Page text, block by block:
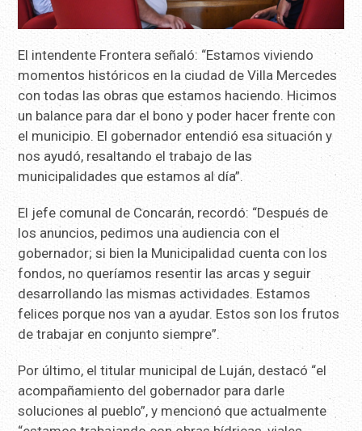
El intendente Frontera señaló: “Estamos viviendo
momentos históricos en la ciudad de Villa Mercedes
con todas las obras que estamos haciendo. Hicimos
un balance para dar el bono y poder hacer frente con
el municipio. El gobernador entendió esa situación y
nos ayudó, resaltando el trabajo de las
municipalidades que estamos al día”.
El jefe comunal de Concarán, recordó: “Después de
los anuncios, pedimos una audiencia con el
gobernador; si bien la Municipalidad cuenta con los
fondos, no queríamos resentir las arcas y seguir
desarrollando las mismas actividades. Estamos
felices porque nos van a ayudar. Estos son los frutos
de trabajar en conjunto siempre”.
Por último, el titular municipal de Luján, destacó “el
acompañamiento del gobernador para darle
soluciones al pueblo”, y mencionó que actualmente